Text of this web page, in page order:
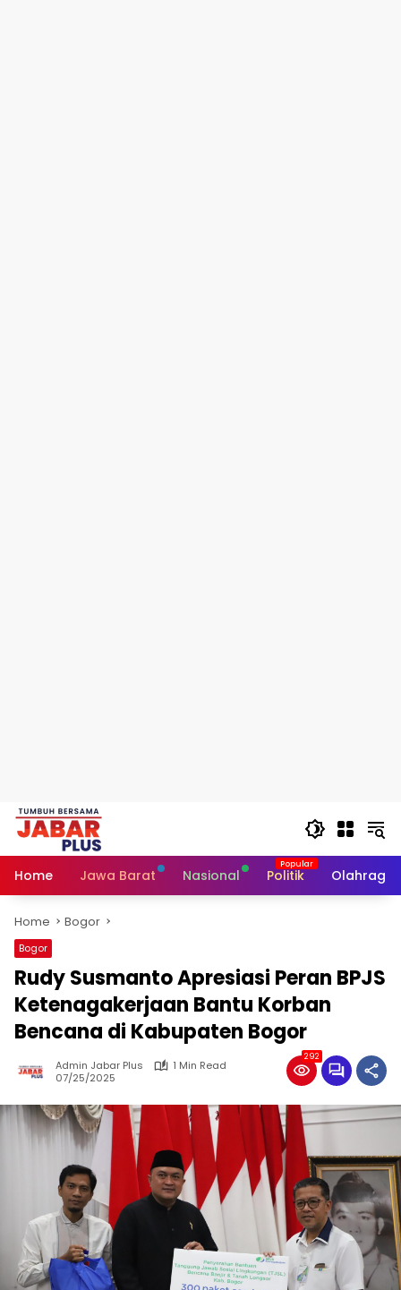
Skip
Home
Jawa Barat Nasional Politik Olahraga
Home Bogor
Bogor
Rudy Susmanto Apresiasi Peran BPJS
Ketenagakerjaan Bantu Korban
Bencana di Kabupaten Bogor
Admin Jabar Plus
1 Min Read
07/25/2025
292